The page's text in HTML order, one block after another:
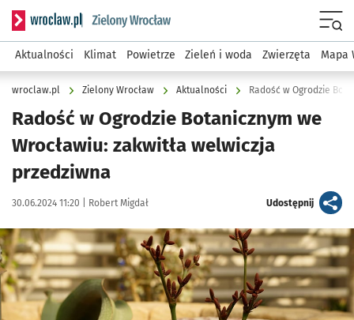
Serwis informacyjny wroclaw.pl podserwis: Środowisko we
Aktualności Klimat Powietrze Zieleń i woda Zwierzęta Mapa
wroclaw.pl Zielony Wrocław Aktualności Radość w Ogrodzie
Radość w Ogrodzie Botanicznym we
Wrocławiu: zakwitła welwiczja
przedziwna
Data publikacji:
30.06.2024 11:20 | Autor:
Robert Migdał Udostępnijartykuł
Kliknij, aby zobaczyć galerię